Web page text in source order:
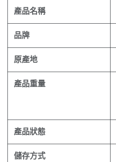
產品名稱
品牌
原產地
產品重量
產品狀態
儲存方式